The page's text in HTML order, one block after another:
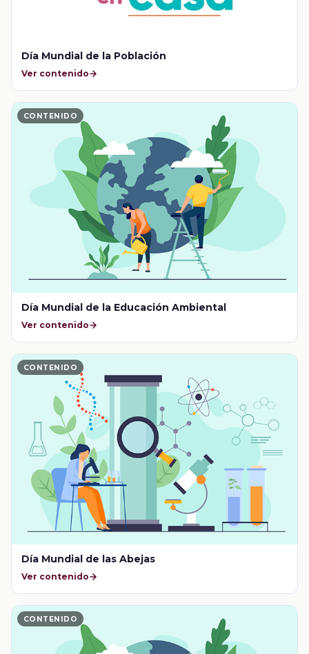
Día Mundial de la Población
Ver contenido
CONTENIDO
Día Mundial de la Educación Ambiental
Ver contenido
CONTENIDO
Día Mundial de las Abejas
Ver contenido
CONTENIDO